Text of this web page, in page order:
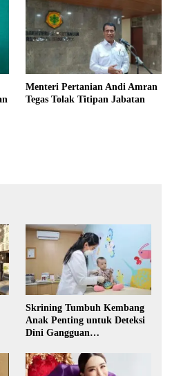
Menteri Pertanian Andi Amran
Tegas Tolak Titipan Jabatan
Skrining Tumbuh Kembang
Anak Penting untuk Deteksi
Dini Gangguan